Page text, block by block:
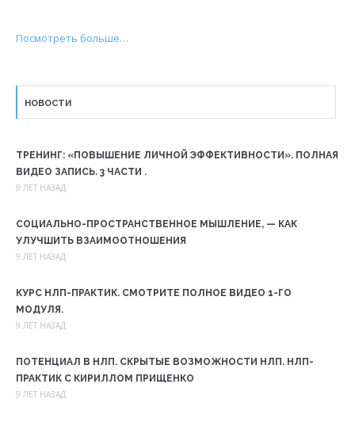
Посмотреть больше…
НОВОСТИ
ТРЕНИНГ: «ПОВЫШЕНИЕ ЛИЧНОЙ ЭФФЕКТИВНОСТИ». ПОЛНАЯ
ВИДЕО ЗАПИСЬ. 3 ЧАСТИ .
9 ЛЕТ НАЗАД
СОЦИАЛЬНО-ПРОСТРАНСТВЕННОЕ МЫШЛЕНИЕ, — КАК
УЛУЧШИТЬ ВЗАИМООТНОШЕНИЯ
9 ЛЕТ НАЗАД
КУРС НЛП-ПРАКТИК. СМОТРИТЕ ПОЛНОЕ ВИДЕО 1-ГО
МОДУЛЯ.
9 ЛЕТ НАЗАД
ПОТЕНЦИАЛ В НЛП. СКРЫТЫЕ ВОЗМОЖНОСТИ НЛП. НЛП-
ПРАКТИК С КИРИЛЛОМ ПРИЩЕНКО
9 ЛЕТ НАЗАД